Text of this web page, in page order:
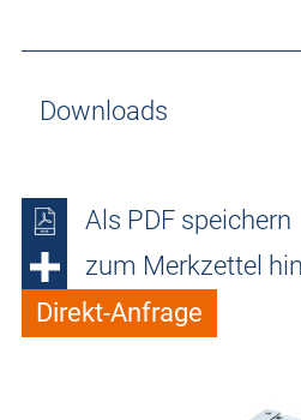
Downloads
Als PDF speichern
zum Merkzettel
Direkt-Anfrage